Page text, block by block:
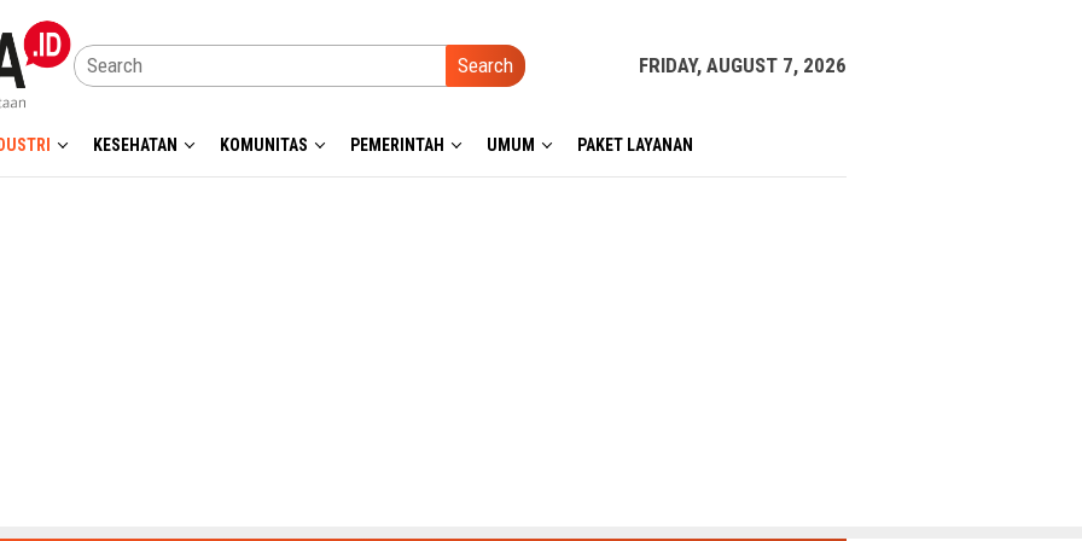
Search FRIDAY, AUGUST 7, 2026
KESEHATAN KOMUNITAS PEMERINTAH UMUM PAKET LAYANAN